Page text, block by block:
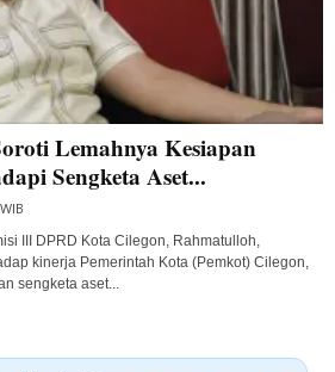
Lemahnya Kesiapan
Sengketa Aset...
III DPRD Kota Cilegon, Rahmatulloh,
kinerja Pemerintah Kota (Pemkot) Cilegon,
sengketa aset...